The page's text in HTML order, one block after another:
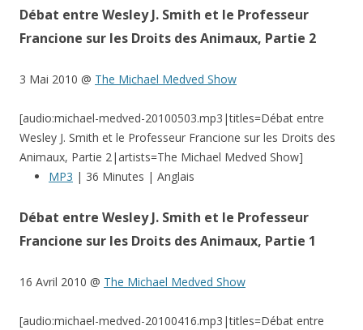
Débat entre Wesley J. Smith et le Professeur
Francione sur les Droits des Animaux, Partie 2
3 Mai 2010 @ The Michael Medved Show
[audio:michael-medved-20100503.mp3|titles=Débat entre
Wesley J. Smith et le Professeur Francione sur les Droits des
Animaux, Partie 2|artists=The Michael Medved Show]
MP3 | 36 Minutes | Anglais
Débat entre Wesley J. Smith et le Professeur
Francione sur les Droits des Animaux, Partie 1
16 Avril 2010 @ The Michael Medved Show
[audio:michael-medved-20100416.mp3|titles=Débat entre